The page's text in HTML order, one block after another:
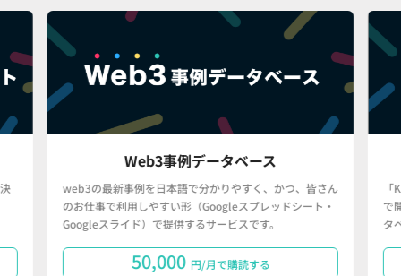
Web3事例データベース
web3の最新事例を日本語で分かりやすく、かつ、皆さん
のお仕事で利用しやすい形（Googleスプレッドシート・
Googleスライド）で提供するサービスです。
50,000 円/月で購読する
で
タ